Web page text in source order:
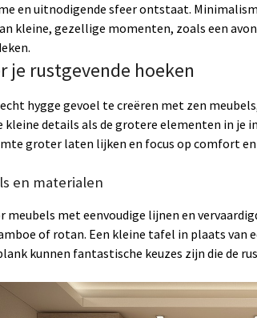
en uitnodigende sfeer ontstaat.
kleine, gezellige momenten, zoals een
je rustgevende hoeken
hygge gevoel te creëren met zen
kleine details als de grotere elementen in je
groter laten lijken en focus op comfort
en materialen
meubels met eenvoudige lijnen en
of rotan. Een kleine tafel in plaats
kunnen fantastische keuzes zijn die de